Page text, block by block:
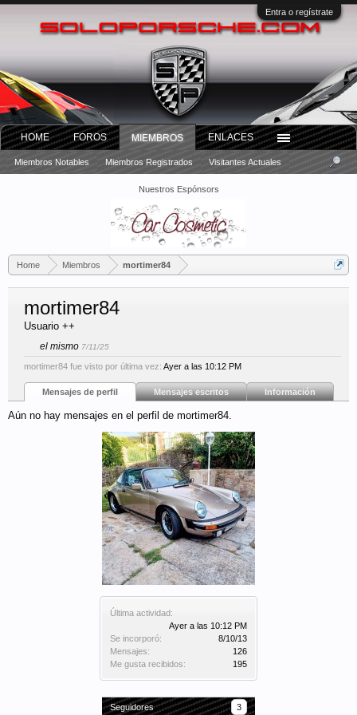
Entra o regístrate
Nuestros Espónsors
Home Miembros mortimer84
Última actividad:
Ayer a las 10:12 PM
Se incorporó:
8/10/13
Mensajes:
126
Me gusta recibidos:
195
Seguidores 3
mortimer84
Usuario ++
el mismo 7/11/25
mortimer84 fue visto por última vez: Ayer a las 10:12 PM
Mensajes de perfil Mensajes escritos Información
Aún no hay mensajes en el perfil de mortimer84.
HOME FOROS MIEMBROS
Miembros Notables Miembros Registrados Visitantes Actuales
ENLACES